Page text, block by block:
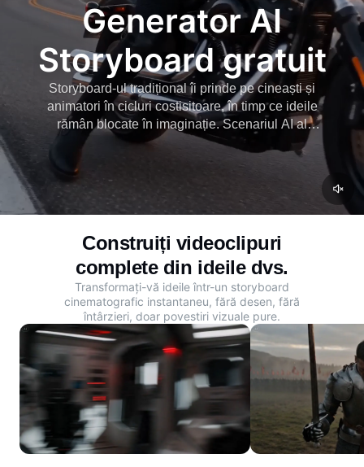
Generator AI
Storyboard gratuit
Storyboard-ul tradițional îi prinde pe cineaști și
animatori în cicluri costisitoare, în timp ce ideile
rămân blocate în imaginație. Scenariul AI al
Dreaminei transformă descrierile scenelor și
imaginile de referință în secvențe animate
instantanee. Vezi povestea ta înainte de a trage.
Construiți videoclipuri
complete din ideile dvs.
Transformați-vă ideile într-un storyboard
cinematografic instantaneu, fără desen, fără
întârzieri, doar povestiri vizuale pure.